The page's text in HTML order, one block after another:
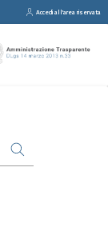
Accedi all'area riservata